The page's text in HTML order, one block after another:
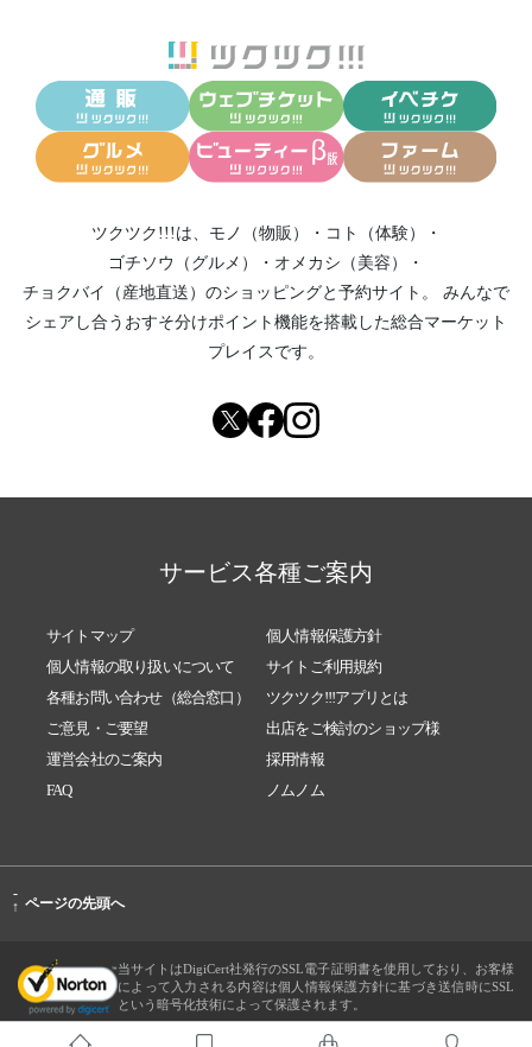
ツクツク!!!は、 モノ（物販） ・ コト（体験）
・
ゴチソウ（グルメ）
・ オメカシ（美容）
・
チョクバイ（産地直送） のショッピングと予約サイト。
みんなで
シェアし合う おすそ分けポイント機能を搭載した総合マーケット
プレイスです。
サービス各種ご案内
サイトマップ
個人情報保護方針
個人情報の取り扱いについて
サイトご利用規約
各種お問い合わせ（総合窓口）
ツクツク!!!アプリとは
ご意見・ご要望
出店をご検討のショップ様
運営会社のご案内
採用情報
FAQ
ノムノム
-
↑ ページの先頭へ
当サイトはDigiCert社発行のSSL電子証明書を使用しており、お客様
によって入力される内容は個人情報保護方針に基づき送信時にSSL
という暗号化技術によって保護されます。